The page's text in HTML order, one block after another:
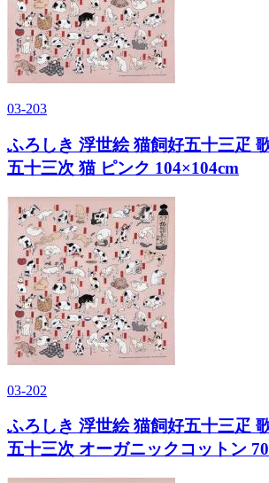
03-203
ふろしき 浮世絵 猫飼好五十三疋
五十三次 猫 ピンク 104×104cm
03-202
ふろしき 浮世絵 猫飼好五十三疋
五十三次 オーガニックコットン